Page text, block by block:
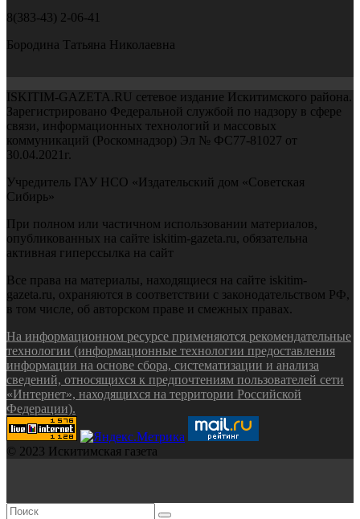
8(383-43) 2-06-41
Бородина Татьяна Николаевна
ISKITIM-GAZETA.RU сетевое издание Искитимского района.
Зарегистрировано Федеральной службой по надзору в сфере
связи, информационных технологий и массовых
коммуникаций (Роскомнадзор) Эл № ФС77-81027 от
30.04.2021г.
Учредитель ГАУ НСО «Издательский дом «Советская
Сибирь»
При полном или частичном использовании материалов,
опубликованных на сайте iskitim-gazeta.ru, обязательна
активная гиперссылка на сайт
Все права на материалы, находящиеся на сайте iskitim-
gazeta.ru, охраняются в соответствии с законодательством РФ,
в том числе, об авторском праве и смежных правах.
На информационном ресурсе применяются рекомендательные
технологии (информационные технологии предоставления
информации на основе сбора, систематизации и анализа
сведений, относящихся к предпочтениям пользователей сети
«Интернет», находящихся на территории Российской
Федерации).
© 2023 Искитимская газета